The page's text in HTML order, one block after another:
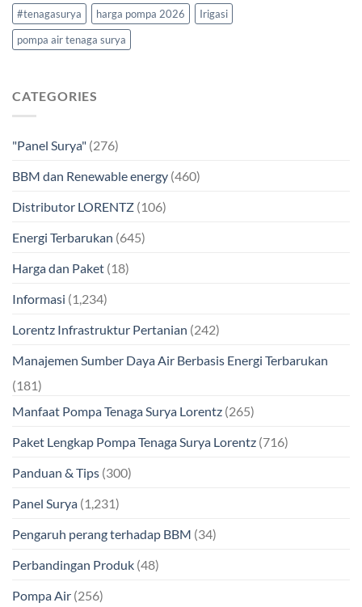
#tenagasurya harga pompa 2026
Irigasi
pompa air tenaga surya
CATEGORIES
"Panel Surya" (276)
BBM dan Renewable energy (460)
Distributor LORENTZ (106)
Energi Terbarukan (645)
Harga dan Paket (18)
Informasi (1,234)
Lorentz Infrastruktur Pertanian (242)
Manajemen Sumber Daya Air Berbasis Energi Terbarukan
(181)
Manfaat Pompa Tenaga Surya Lorentz (265)
Paket Lengkap Pompa Tenaga Surya Lorentz (716)
Panduan & Tips (300)
Panel Surya (1,231)
Pengaruh perang terhadap BBM (34)
Perbandingan Produk (48)
Pompa Air (256)